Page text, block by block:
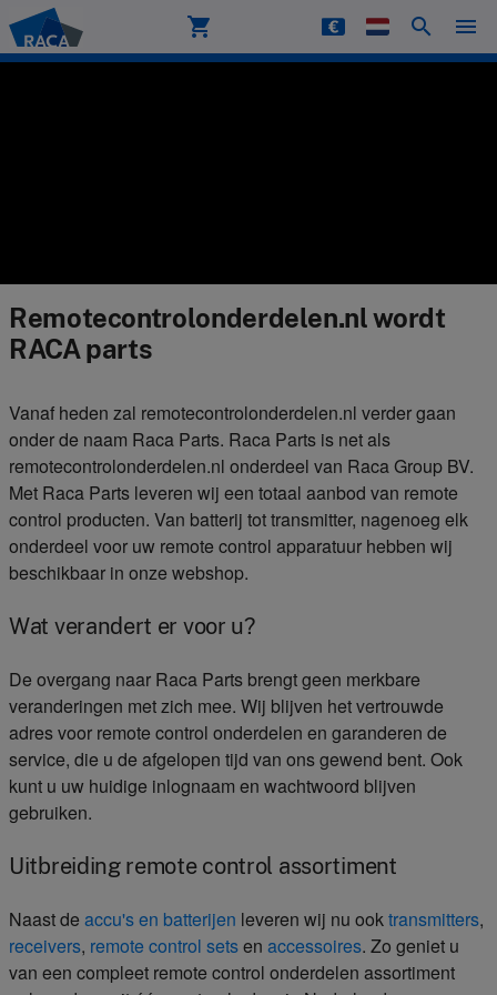
Raca shopping_cart search menu
Remotecontrolonderdelen.nl wordt
RACA parts
Vanaf heden zal remotecontrolonderdelen.nl verder gaan
onder de naam Raca Parts. Raca Parts is net als
remotecontrolonderdelen.nl onderdeel van Raca Group BV.
Met Raca Parts leveren wij een totaal aanbod van remote
control producten. Van batterij tot transmitter, nagenoeg elk
onderdeel voor uw remote control apparatuur hebben wij
beschikbaar in onze webshop.
Wat verandert er voor u?
De overgang naar Raca Parts brengt geen merkbare
veranderingen met zich mee. Wij blijven het vertrouwde
adres voor remote control onderdelen en garanderen de
service, die u de afgelopen tijd van ons gewend bent. Ook
kunt u uw huidige inlognaam en wachtwoord blijven
gebruiken.
Uitbreiding remote control assortiment
Naast de accu's en batterijen leveren wij nu ooktransmitters,
receivers, remote control setsen accessoires. Zo geniet u
van een compleet remote control onderdelen assortiment